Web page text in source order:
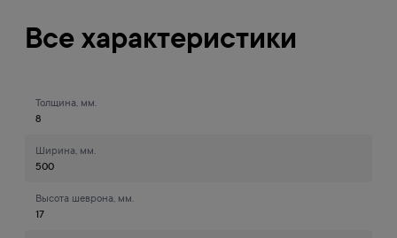
Все характеристики
Толщина, мм.
8
Ширина, мм.
500
Высота шеврона, мм.
17